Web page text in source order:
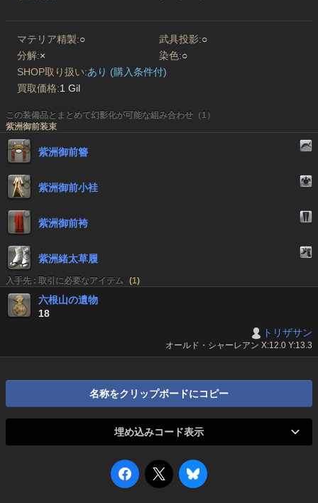
マテリア精製:○ 武具投影:○
分解:× 染色:○
SHOP取り扱い:あり (購入条件付)
買取価格:1 Gil
この装備品とまとめて幻影化が可能な組み合わせ（1）
紫洲御前装束
紫洲御前簪
紫洲御前小袿
紫洲御前袴
紫洲緒太草履
入手先 : 取引に必要なアイテム (1)
六根山の遺物
18
トリザサン
オールド・シャーレアン X:12.0 Y:13.3
名称をクリップボードにコピー
埋め込みコード表示